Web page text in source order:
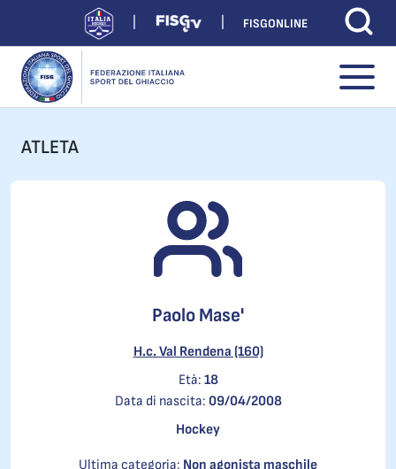
FISGONLINE
ATLETA
Paolo Mase'
H.c. Val Rendena (160)
Età: 18
Data di nascita: 09/04/2008
Hockey
Ultima categoria: Non agonista maschile